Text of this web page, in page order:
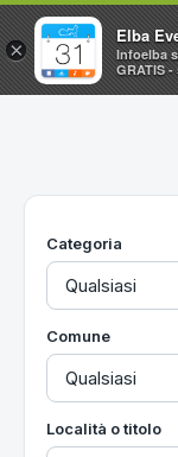
Home
Utilità
Categoria
Comune
Località o titolo
×
Elba
Infoelba
GRATIS